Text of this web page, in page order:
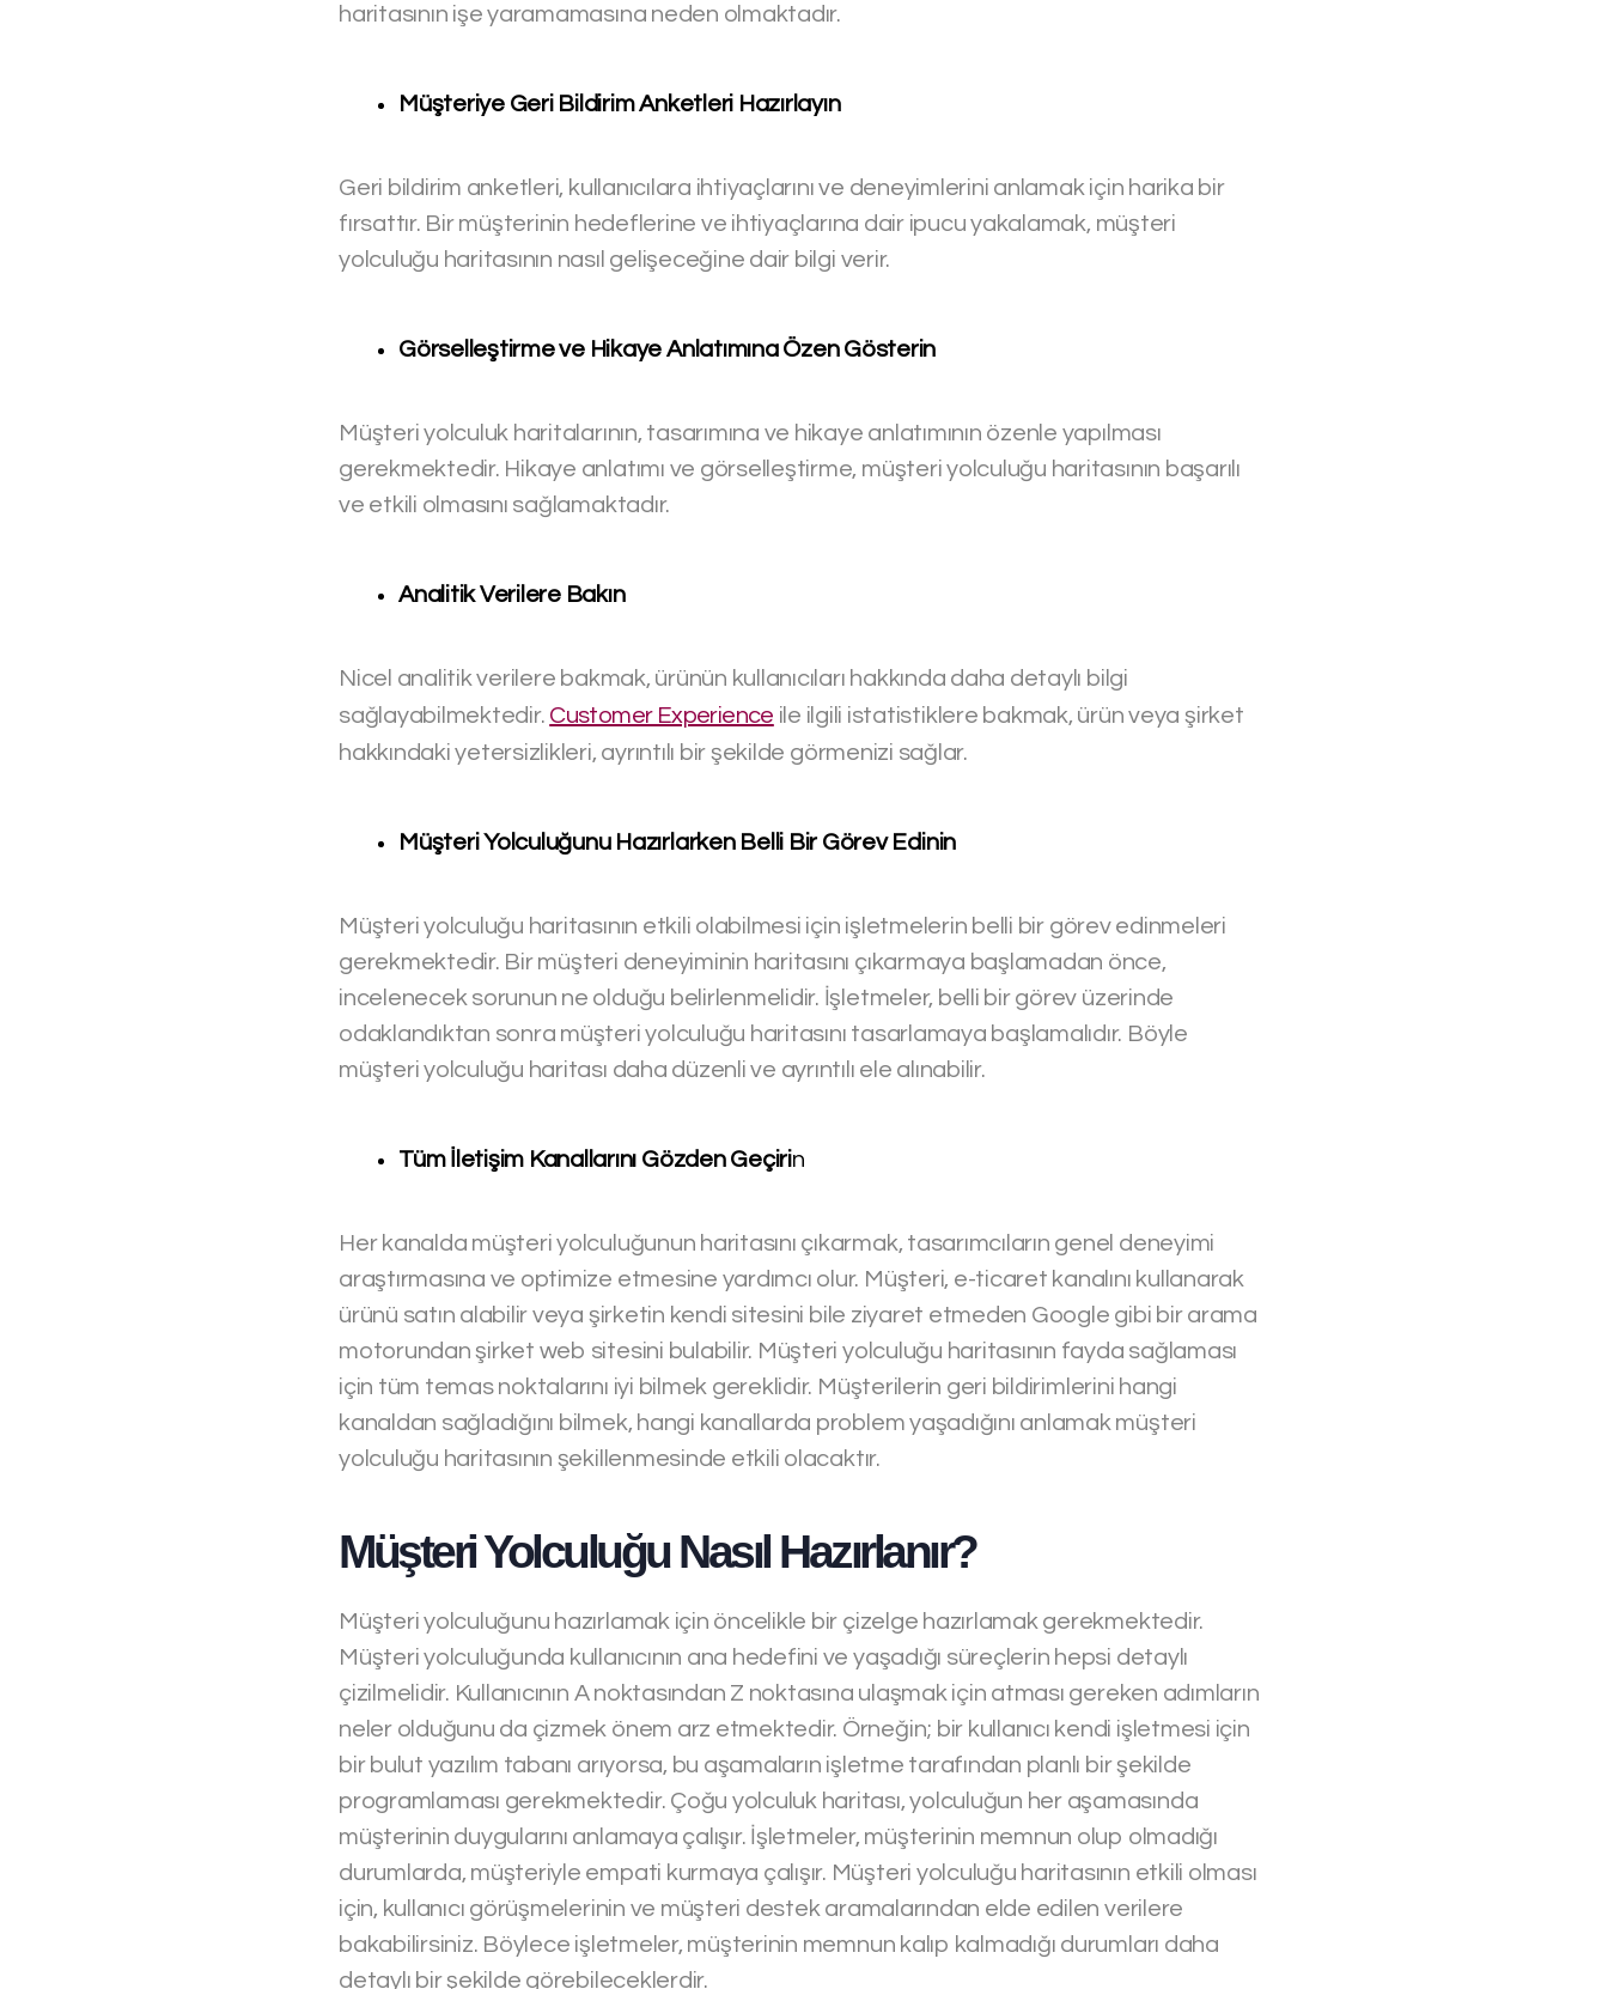
haritasının işe yaramamasına neden olmaktadır.
Müşteriye Geri Bildirim Anketleri Hazırlayın
Geri bildirim anketleri, kullanıcılara ihtiyaçlarını ve deneyimlerini anlamak için harika bir
fırsattır. Bir müşterinin hedeflerine ve ihtiyaçlarına dair ipucu yakalamak, müşteri
yolculuğu haritasının nasıl gelişeceğine dair bilgi verir.
Görselleştirme ve Hikaye Anlatımına Özen Gösterin
Müşteri yolculuk haritalarının, tasarımına ve hikaye anlatımının özenle yapılması
gerekmektedir. Hikaye anlatımı ve görselleştirme, müşteri yolculuğu haritasının başarılı
ve etkili olmasını sağlamaktadır.
Analitik Verilere Bakın
Nicel analitik verilere bakmak, ürünün kullanıcıları hakkında daha detaylı bilgi
sağlayabilmektedir. Customer Experience ile ilgili istatistiklere bakmak, ürün veya şirket
hakkındaki yetersizlikleri, ayrıntılı bir şekilde görmenizi sağlar.
Müşteri Yolculuğunu Hazırlarken Belli Bir Görev Edinin
Müşteri yolculuğu haritasının etkili olabilmesi için işletmelerin belli bir görev edinmeleri
gerekmektedir. Bir müşteri deneyiminin haritasını çıkarmaya başlamadan önce,
incelenecek sorunun ne olduğu belirlenmelidir. İşletmeler, belli bir görev üzerinde
odaklandıktan sonra müşteri yolculuğu haritasını tasarlamaya başlamalıdır. Böyle
müşteri yolculuğu haritası daha düzenli ve ayrıntılı ele alınabilir.
Tüm İletişim Kanallarını Gözden Geçirin
Her kanalda müşteri yolculuğunun haritasını çıkarmak, tasarımcıların genel deneyimi
araştırmasına ve optimize etmesine yardımcı olur. Müşteri, e-ticaret kanalını kullanarak
ürünü satın alabilir veya şirketin kendi sitesini bile ziyaret etmeden Google gibi bir arama
motorundan şirket web sitesini bulabilir. Müşteri yolculuğu haritasının fayda sağlaması
için tüm temas noktalarını iyi bilmek gereklidir. Müşterilerin geri bildirimlerini hangi
kanaldan sağladığını bilmek, hangi kanallarda problem yaşadığını anlamak müşteri
yolculuğu haritasının şekillenmesinde etkili olacaktır.
Müşteri Yolculuğu Nasıl Hazırlanır?
Müşteri yolculuğunu hazırlamak için öncelikle bir çizelge hazırlamak gerekmektedir.
Müşteri yolculuğunda kullanıcının ana hedefini ve yaşadığı süreçlerin hepsi detaylı
çizilmelidir. Kullanıcının A noktasından Z noktasına ulaşmak için atması gereken adımların
neler olduğunu da çizmek önem arz etmektedir. Örneğin; bir kullanıcı kendi işletmesi için
bir bulut yazılım tabanı arıyorsa, bu aşamaların işletme tarafından planlı bir şekilde
programlaması gerekmektedir. Çoğu yolculuk haritası, yolculuğun her aşamasında
müşterinin duygularını anlamaya çalışır. İşletmeler, müşterinin memnun olup olmadığı
durumlarda, müşteriyle empati kurmaya çalışır. Müşteri yolculuğu haritasının etkili olması
için, kullanıcı görüşmelerinin ve müşteri destek aramalarından elde edilen verilere
bakabilirsiniz. Böylece işletmeler, müşterinin memnun kalıp kalmadığı durumları daha
detaylı bir şekilde görebileceklerdir.